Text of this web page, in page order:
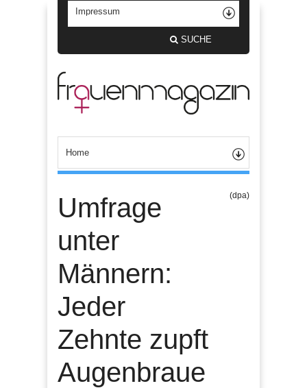
SUCHE
Umfrage
unter
Männern:
Jeder
Zehnte zupft
Augenbraue
(dpa)